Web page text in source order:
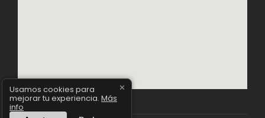
✕
Usamos cookies para
mejorar tu experiencia. Más
info